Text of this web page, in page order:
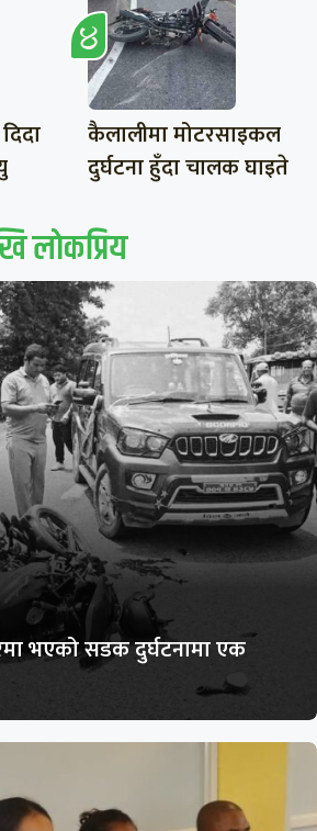
कैलालीमा मोटरसाइकल
दुर्घटना हुँदा चालक घाइते
लाेकप्रिय
भएको सडक दुर्घटनामा एक